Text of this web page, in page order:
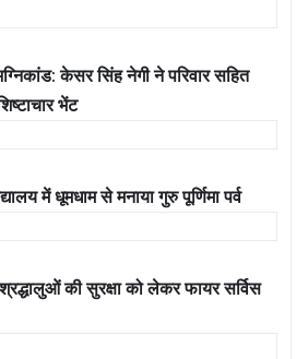
केसर सिंह नेगी ने परिवार सहित
भेंट
में धूमधाम से मनाया गुरु पूर्णिमा पर्व
की सुरक्षा को लेकर फायर सर्विस